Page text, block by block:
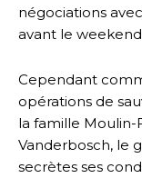
négociations
avant le
Cependant
opérations de
la famille
Vanderbosch, le
secrètes ses